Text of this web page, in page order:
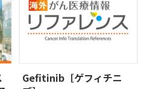
Gefitinib［ゲフィチニ